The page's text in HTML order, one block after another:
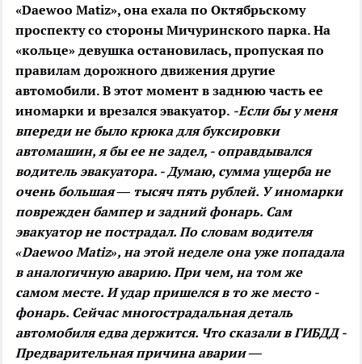
«Daewoo Matiz», она ехала по Октябрьскому
проспекту со стороны Мичуринского парка. На
«кольце» девушка остановилась, пропуская по
правилам дорожного движения другие
автомобили. В этот момент в заднюю часть ее
иномарки и врезался эвакуатор. -Если бы у меня
впереди не было крюка для буксировки
автомашин, я бы ее не задел, - оправдывался
водитель эвакуатора. - Думаю, сумма ущерба не
очень большая — тысяч пять рублей. У иномарки
поврежден бампер и задний фонарь. Сам
эвакуатор не пострадал. По словам водителя
«Daewoo Matiz», на этой неделе она уже попадала
в аналогичную аварию. При чем, на том же
самом месте. И удар пришелся в то же место -
фонарь. Сейчас многострадальная деталь
автомобиля едва держится. Что сказали в ГИБДД -
Предварительная причина аварии —